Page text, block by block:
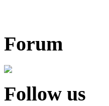
Forum
Follow us